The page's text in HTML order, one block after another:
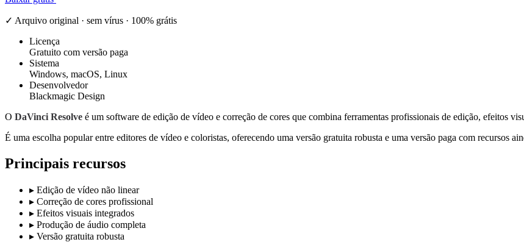
✓ Arquivo original · sem vírus · 100% grátis
Licença
Gratuito com versão paga
Sistema
Windows, macOS, Linux
Desenvolvedor
Blackmagic Design
O DaVinci Resolve é um software de edição de vídeo e correção de cores que combina ferramentas profissionais de edição, efeitos
É uma escolha popular entre editores de vídeo e coloristas, oferecendo uma versão gratuita robusta e uma versão paga com recursos
Principais recursos
▸ Edição de vídeo não linear
▸ Correção de cores profissional
▸ Efeitos visuais integrados
▸ Produção de áudio completa
▸ Versão gratuita robusta